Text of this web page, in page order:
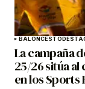
BALONCESTO
La campaña
25/26 sitúa
en los Sports